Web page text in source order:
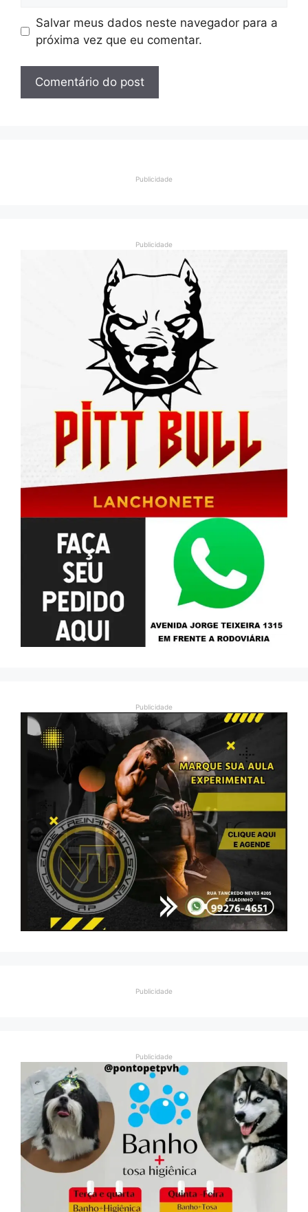
Salvar meus dados neste navegador para a
próxima vez que eu comentar.
Publicidade
Publicidade
Publicidade
Publicidade
Publicidade